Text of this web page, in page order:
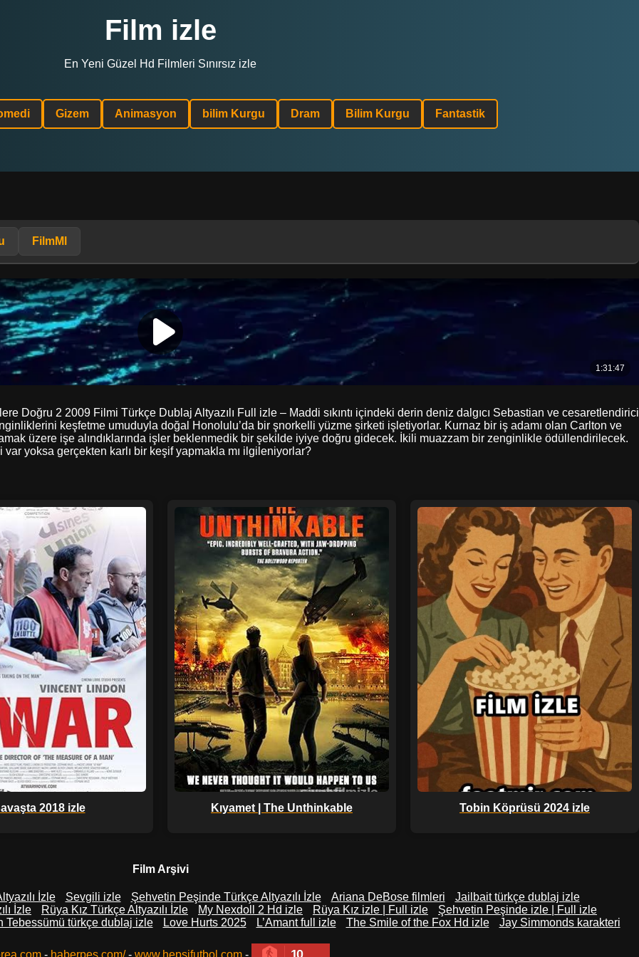
Film izle
En Yeni Güzel Hd Filmleri Sınırsız izle
Gizem Animasyon bilim Kurgu Dram Bilim Kurgu Fantastik
FilmMl
Doğru 2 2009 Filmi Türkçe Dublaj Altyazılı Full izle – Maddi sıkıntı içindeki derin deniz dalgıcı Sebastian ve cesaretlendirici
keşfetme umuduyla doğal Honolulu’da bir şnorkelli yüzme şirketi işletiyorlar. Kurnaz bir iş adamı olan Carlton ve
üzere işe alındıklarında işler beklenmedik bir şekilde iyiye doğru gidecek. İkili muazzam bir zenginlikle ödüllendirilecek.
yoksa gerçekten karlı bir keşif yapmakla mı ilgileniyorlar?
2018 izle Kıyamet | The Unthinkable Tobin Köprüsü 2024 izle
Film Arşivi
İzle Sevgili izle Şehvetin Peşinde Türkçe Altyazılı İzle Ariana DeBose filmleri
Jailbait türkçe dublaj izle
İzle Rüya Kız Türkçe Altyazılı İzle My Nexdoll 2 Hd izle Rüya Kız izle | Full izle
Şehvetin Peşinde izle | Full izle
Tebessümü türkçe dublaj izle Love Hurts 2025 L’Amant full izle The Smile of the Fox Hd izle Jay Simmonds karakteri
- haberpes.com/- www.hepsifutbol.com - 10